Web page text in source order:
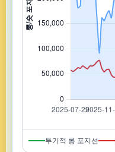
투기적 롱 포지션